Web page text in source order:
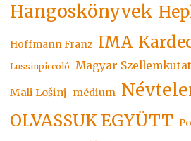
Hangoskönyvek
Hoffmann Franz IMA
Lussinpiccoló Magyar
Mali Lošinj médium
OLVASSUK EGYÜTT